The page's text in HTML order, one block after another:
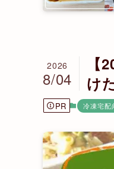
け
2026
8/04
PR 冷凍宅配